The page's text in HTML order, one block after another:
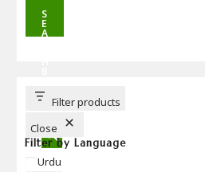
S
E
A
T
T
Filter products
Close
Filter by Language
Language
Urdu